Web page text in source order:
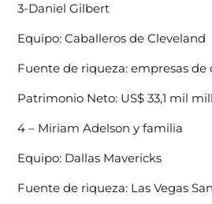
3-Daniel Gilbert
Equipo: Caballeros de Cleveland
Fuente de riqueza: empresas de
Patrimonio Neto: US$ 33,1 mil
4 – Miriam Adelson y familia
Equipo: Dallas Mavericks
Fuente de riqueza: Las Vegas